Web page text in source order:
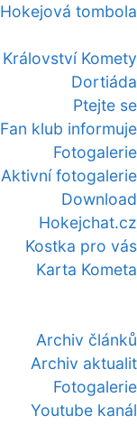
Hokejová tombola
Království Komety
Dortiáda
Ptejte se
Fan klub informuje
Fotogalerie
Aktivní fotogalerie
Download
Hokejchat.cz
Kostka pro vás
Karta Kometa
Archiv článků
Archiv aktualit
Fotogalerie
Youtube kanál